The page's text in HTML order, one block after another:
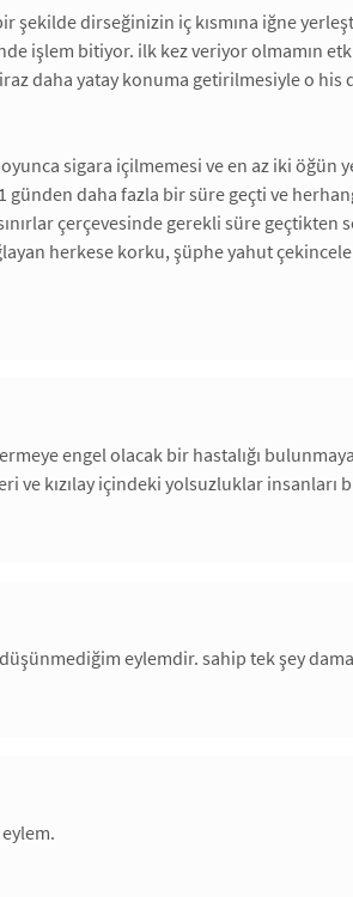
şekilde dirseğinizin iç kısmına iğne
işlem bitiyor. ilk kez veriyor olmamın
daha yatay konuma getirilmesiyle o his
sigara içilmemesi ve en az iki
günden daha fazla bir süre geçti ve
çerçevesinde gerekli süre geçtikten
herkese korku, şüphe yahut
engel olacak bir hastalığı
ve kızılay içindeki yolsuzluklar
düşünmediğim eylemdir. sahip tek şey